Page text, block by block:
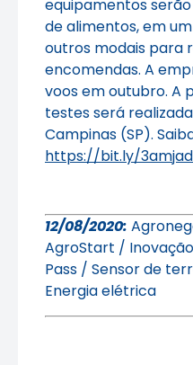
equipamentos
de alimentos, em
outros modais para
encomendas. A
voos em outubro. A
testes será
Campinas (SP).
https://bit.ly/
12/08/2020:
AgroStart /
Pass / Sensor de
Energia elétrica